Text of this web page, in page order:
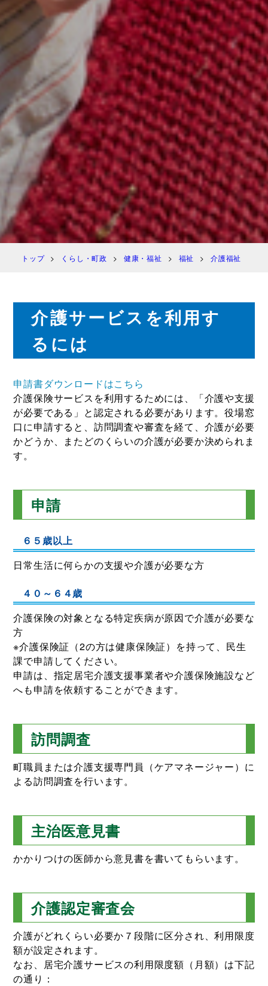
トップ くらし・町政 健康・福祉 福祉 介護福祉
介護サービスを利用す
るには
申請書ダウンロードはこちら
介護保険サービスを利用するためには、「介護や支援
が必要である」と認定される必要があります。役場窓
口に申請すると、訪問調査や審査を経て、介護が必要
かどうか、またどのくらいの介護が必要か決められま
す。
申請
６５歳以上
日常生活に何らかの支援や介護が必要な方
４０～６４歳
介護保険の対象となる特定疾病が原因で介護が必要な
方
※介護保険証（2の方は健康保険証）を持って、民生
課で申請してください。
申請は、指定居宅介護支援事業者や介護保険施設など
へも申請を依頼することができます。
訪問調査
町職員または介護支援専門員（ケアマネージャー）に
よる訪問調査を行います。
主治医意見書
かかりつけの医師から意見書を書いてもらいます。
介護認定審査会
介護がどれくらい必要か７段階に区分され、利用限度
額が設定されます。
なお、居宅介護サービスの利用限度額（月額）は下記
の通り：